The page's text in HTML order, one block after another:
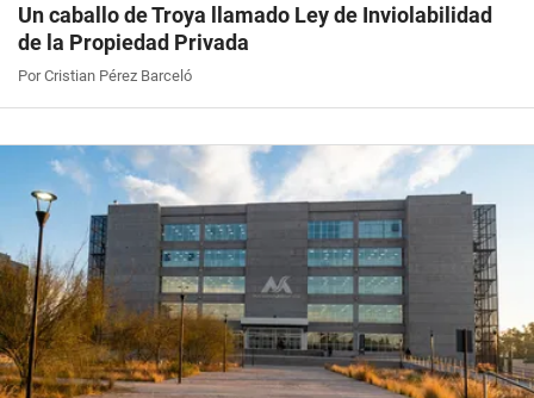
Un caballo de Troya llamado Ley de Inviolabilidad
de la Propiedad Privada
Por Cristian Pérez Barceló